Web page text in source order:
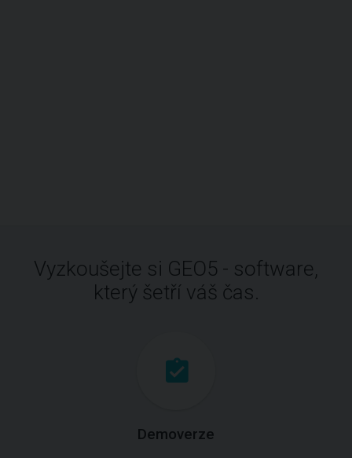
Vyzkoušejte si GEO5 - software,
který šetří váš čas.
Demoverze